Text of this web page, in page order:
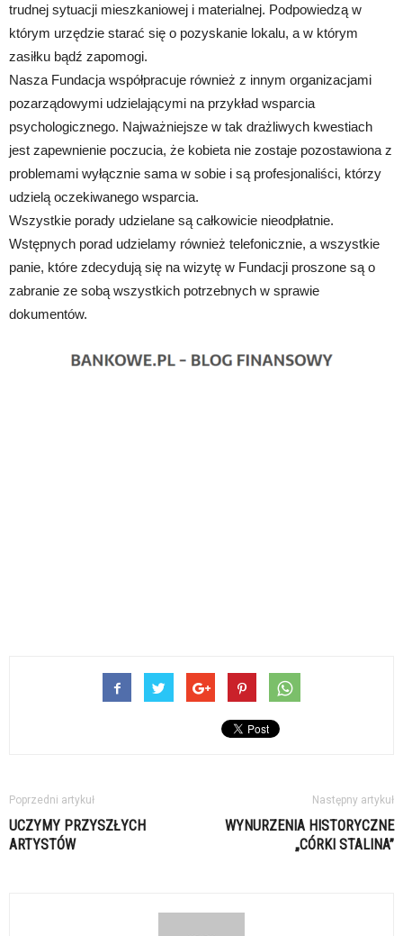
trudnej sytuacji mieszkaniowej i materialnej. Podpowiedzą w
którym urzędzie starać się o pozyskanie lokalu, a w którym
zasiłku bądź zapomogi.
Nasza Fundacja współpracuje również z innym organizacjami
pozarządowymi udzielającymi na przykład wsparcia
psychologicznego. Najważniejsze w tak drażliwych kwestiach
jest zapewnienie poczucia, że kobieta nie zostaje pozostawiona z
problemami wyłącznie sama w sobie i są profesjonaliści, którzy
udzielą oczekiwanego wsparcia.
Wszystkie porady udzielane są całkowicie nieodpłatnie.
Wstępnych porad udzielamy również telefonicznie, a wszystkie
panie, które zdecydują się na wizytę w Fundacji proszone są o
zabranie ze sobą wszystkich potrzebnych w sprawie
dokumentów.
Poprzedni artykuł
UCZYMY PRZYSZŁYCH
ARTYSTÓW
Następny artykuł
WYNURZENIA HISTORYCZNE
„CÓRKI STALINA”